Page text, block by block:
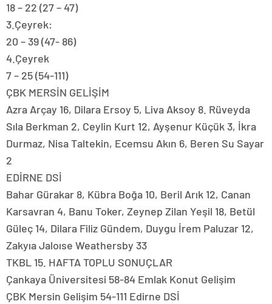
18 – 22 (27 – 47)
3.Çeyrek:
20 – 39 (47- 86)
4.Çeyrek
7 – 25 (54-111)
ÇBK MERSİN GELİŞİM
Azra Arçay 16, Dilara Ersoy 5, Liva Aksoy 8. Rüveyda
Sıla Berkman 2, Ceylin Kurt 12, Ayşenur Küçük 3, İkra
Durmaz, Nisa Taltekin, Ecemsu Akın 6, Beren Su Sayar
2
EDİRNE DSİ
Bahar Gürakar 8, Kübra Boğa 10, Beril Arık 12, Canan
Karsavran 4, Banu Toker, Zeynep Zilan Yeşil 18, Betül
Güleç 14, Dilara Filiz Gündem, Duygu İrem Paluzar 12,
Zakyıa Jaloıse Weathersby 33
TKBL 15. HAFTA TOPLU SONUÇLAR
Çankaya Üniversitesi 58-84 Emlak Konut Gelişim
ÇBK Mersin Gelişim 54-111 Edirne DSİ